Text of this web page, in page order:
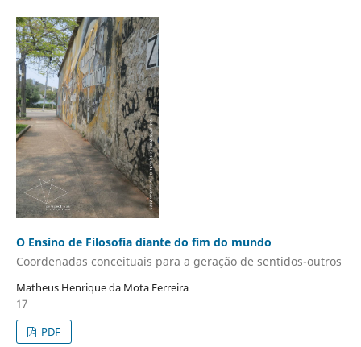
O Ensino de Filosofia diante do fim do mundo
Coordenadas conceituais para a geração de sentidos-outros
Matheus Henrique da Mota Ferreira
17
PDF